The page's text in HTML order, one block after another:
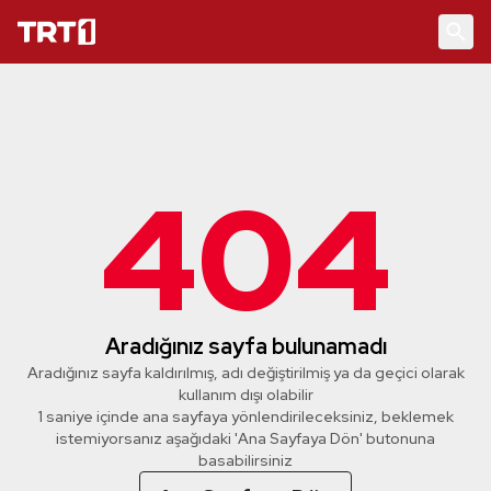
404
Aradığınız sayfa bulunamadı
Aradığınız sayfa kaldırılmış, adı değiştirilmiş ya da geçici olarak
kullanım dışı olabilir
0 saniye içinde ana sayfaya yönlendirileceksiniz, beklemek
istemiyorsanız aşağıdaki 'Ana Sayfaya Dön' butonuna
basabilirsiniz